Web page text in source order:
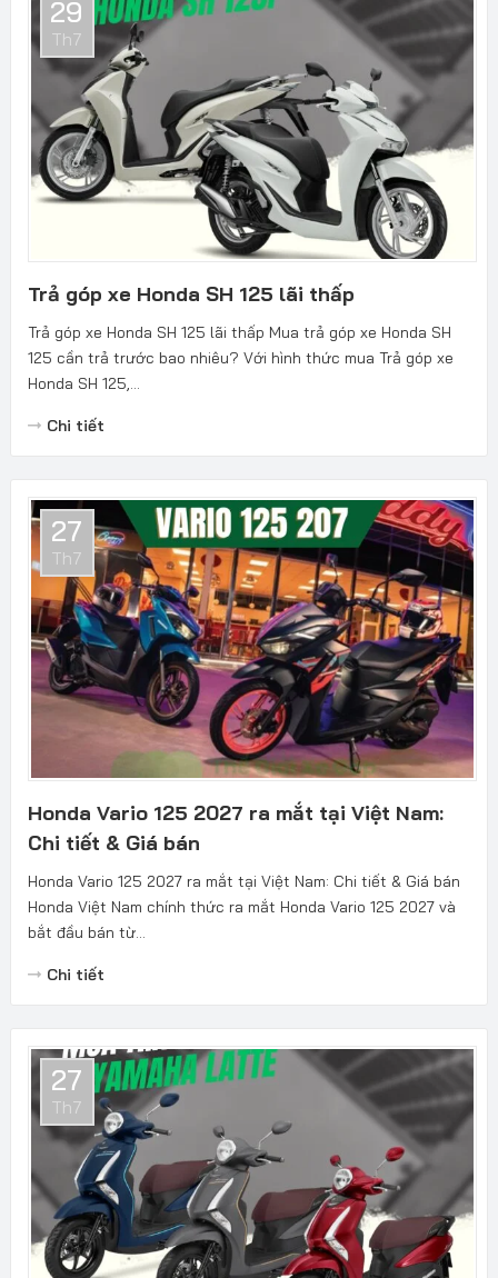
29
Th7
Trả góp xe Honda SH 125 lãi thấp
Trả góp xe Honda SH 125 lãi thấp Mua trả góp xe Honda SH
125 cần trả trước bao nhiêu? Với hình thức mua Trả góp xe
Honda SH 125,...
Chi tiết
27
Th7
Honda Vario 125 2027 ra mắt tại Việt Nam:
Chi tiết & Giá bán
Honda Vario 125 2027 ra mắt tại Việt Nam: Chi tiết & Giá bán
Honda Việt Nam chính thức ra mắt Honda Vario 125 2027 và
bắt đầu bán từ...
Chi tiết
27
Th7